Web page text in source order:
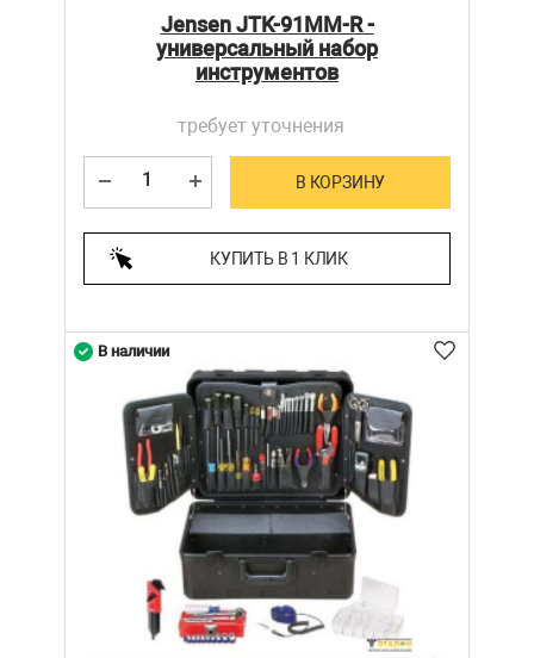
Jensen JTK-91MM-R -
универсальный набор
инструментов
требует уточнения
В КОРЗИНУ
КУПИТЬ В 1 КЛИК
В наличии